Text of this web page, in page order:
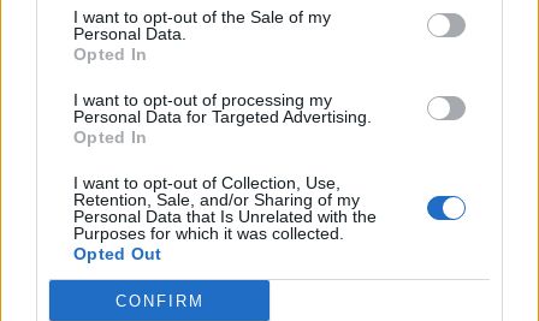
I want to opt-out of the Sale of my
Personal Data.
Opted In
I want to opt-out of processing my
Personal Data for Targeted Advertising.
Opted In
I want to opt-out of Collection, Use,
Retention, Sale, and/or Sharing of my
Personal Data that Is Unrelated with the
Purposes for which it was collected.
Opted Out
CONFIRM
Quotidiano web del bello e sul buono di Vicenza e dintorni
redazione@laltravicenza.it
Pubblicità
laltravicenza@laltravicenza.it
Amministrazione